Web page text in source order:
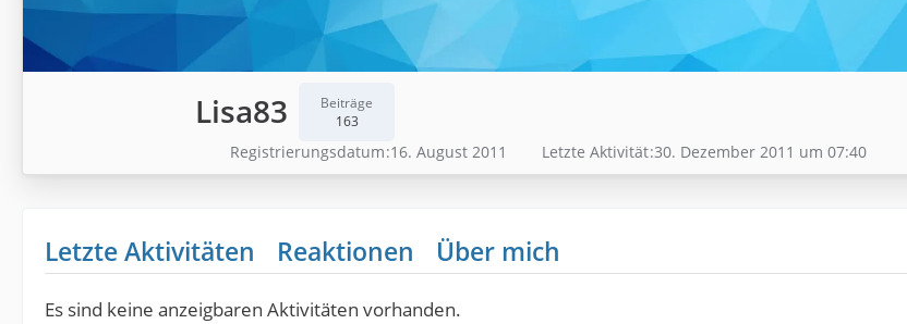
Lisa83
Beiträge
163
Registrierungsdatum 16. August 2011 Letzte Aktivität 30. Dezember 2011 um 07:40
Letzte Aktivitäten Reaktionen Über mich
Es sind keine anzeigbaren Aktivitäten vorhanden.